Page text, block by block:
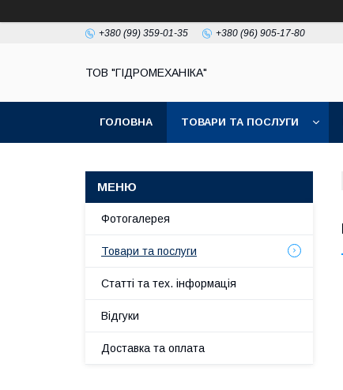
+380 (99) 359-01-35 +380 (96) 905-17-80
ТОВ "ГІДРОМЕХАНІКА"
ГОЛОВНА ТОВАРИ ТА ПОСЛУГИ
Фотогалерея
Товари та послуги
Статті та тех. інформація
Відгуки
Доставка та оплата